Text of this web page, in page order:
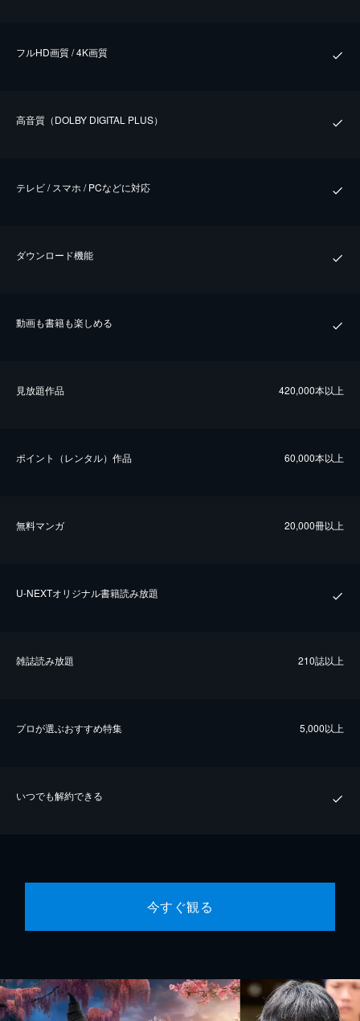
フルHD画質 / 4K画質
⾼⾳質（DOLBY DIGITAL PLUS）
テレビ / スマホ / PCなどに対応
ダウンロード機能
動画も書籍も楽しめる
⾒放題作品 420,000本以上
ポイント（レンタル）作品 60,000本以上
無料マンガ 20,000冊以上
U-NEXTオリジナル書籍読み放題
雑誌読み放題 210誌以上
プロが選ぶおすすめ特集 5,000以上
いつでも解約できる
今すぐ観る